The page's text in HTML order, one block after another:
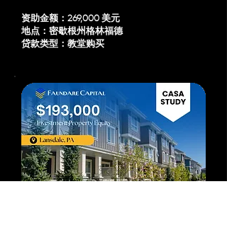
资助金额：269,000 美元
地点：密歇根州格林福德
贷款类型：教堂购买